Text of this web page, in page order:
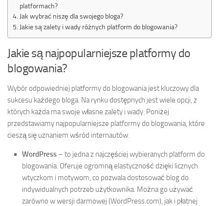
platformach?
Jak wybrać niszę dla swojego bloga?
Jakie są zalety i wady różnych platform do blogowania?
Jakie są najpopularniejsze platformy do
blogowania?
Wybór odpowiedniej platformy do blogowania jest kluczowy dla
sukcesu każdego bloga. Na rynku dostępnych jest wiele opcji, z
których każda ma swoje własne zalety i wady. Poniżej
przedstawiamy najpopularniejsze platformy do blogowania, które
cieszą się uznaniem wśród internautów.
WordPress – to jedna z najczęściej wybieranych platform do
blogowania. Oferuje ogromną elastyczność dzięki licznych
wtyczkom i motywom, co pozwala dostosować blog do
indywidualnych potrzeb użytkownika. Można go używać
zarówno w wersji darmowej (WordPress.com), jak i płatnej